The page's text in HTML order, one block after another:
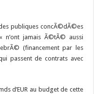
publiques concÃ©dÃ©es
n’ont jamais Ã©tÃ© aussi
(financement par les
passent de contrats avec
d’EUR au budget de cette